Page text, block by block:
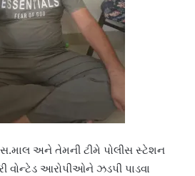
અને તેમની ટીમે પોલીસ સ્ટેશન
વોન્ટેડ આરોપીઓને ઝડપી પાડવા